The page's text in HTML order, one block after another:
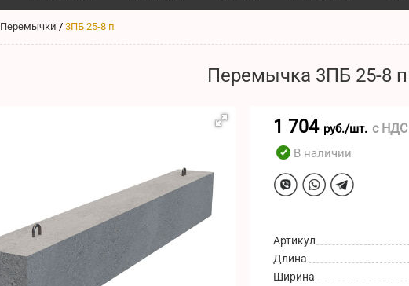
Перемычки / 3ПБ 25-8 п
Перемычка 3ПБ 25-8 п
1 704 руб./шт. с НДС
В наличии
Артикул
Длина
Ширина